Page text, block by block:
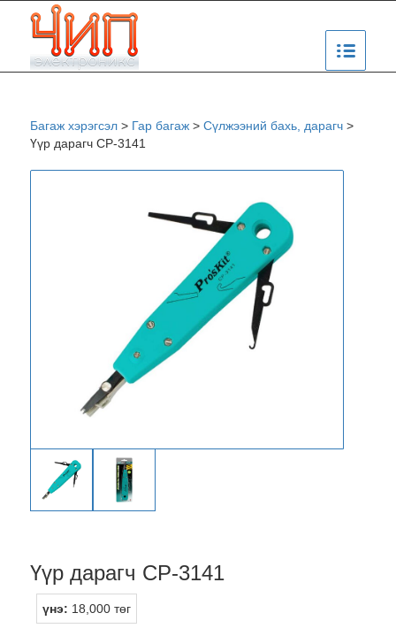
Багаж хэрэгсэл> Гар багаж> Сүлжээний бахь, дарагч>
Үүр дарагч CP-3141
Үүр дарагч CP-3141
үнэ: 18,000 төг